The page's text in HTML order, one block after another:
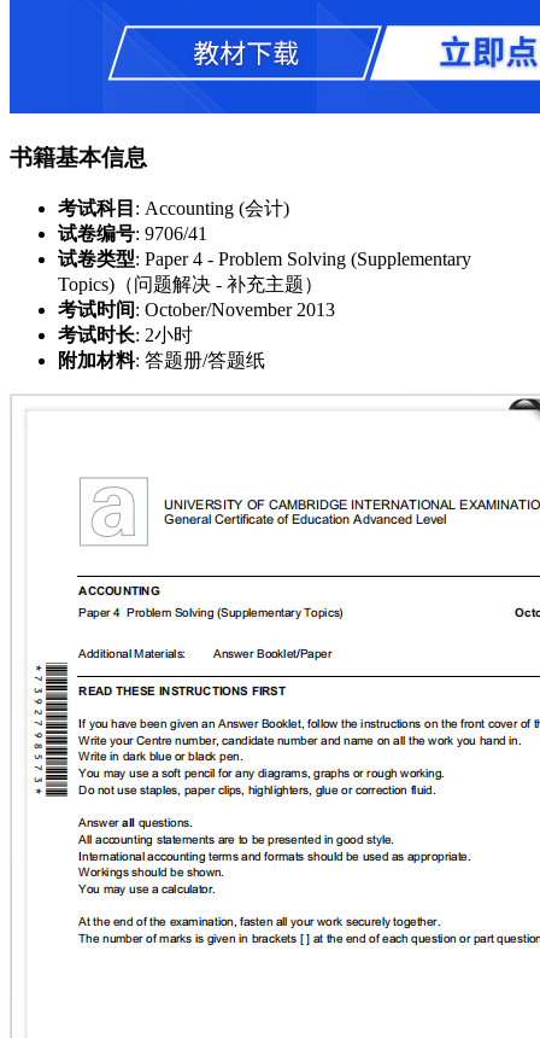
书籍基本信息
考试科目 : Accounting (会计)
试卷编号: 9706/41
试卷类型: Paper 4 - Problem Solving (Supplementary
Topics)（问题解决 - 补充主题）
考试时间: October/November 2013
考试时长: 2小时
附加材料: 答题册/答题纸